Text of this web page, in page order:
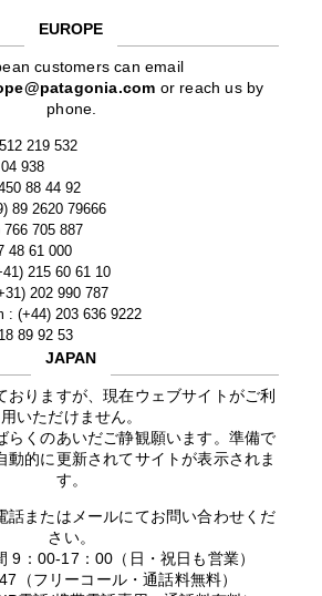
EUROPE
customers can email
or reach us by
phone.
219 532
938
88 44 92
89 2620 79666
705 887
48 61 000
215 60 61 10
202 990 787
: (+44) 203 636 9222
89 92 53
JAPAN
おりますが、現在ウェブサイトがご利
用いただけません。
らくのあいだご静観願います。準備で
動的に更新されてサイトが表示されま
す。
話またはメールにてお問い合わせくだ
さい。
9：00-17：00（日・祝日も営業）
（フリーコール・通話料無料）